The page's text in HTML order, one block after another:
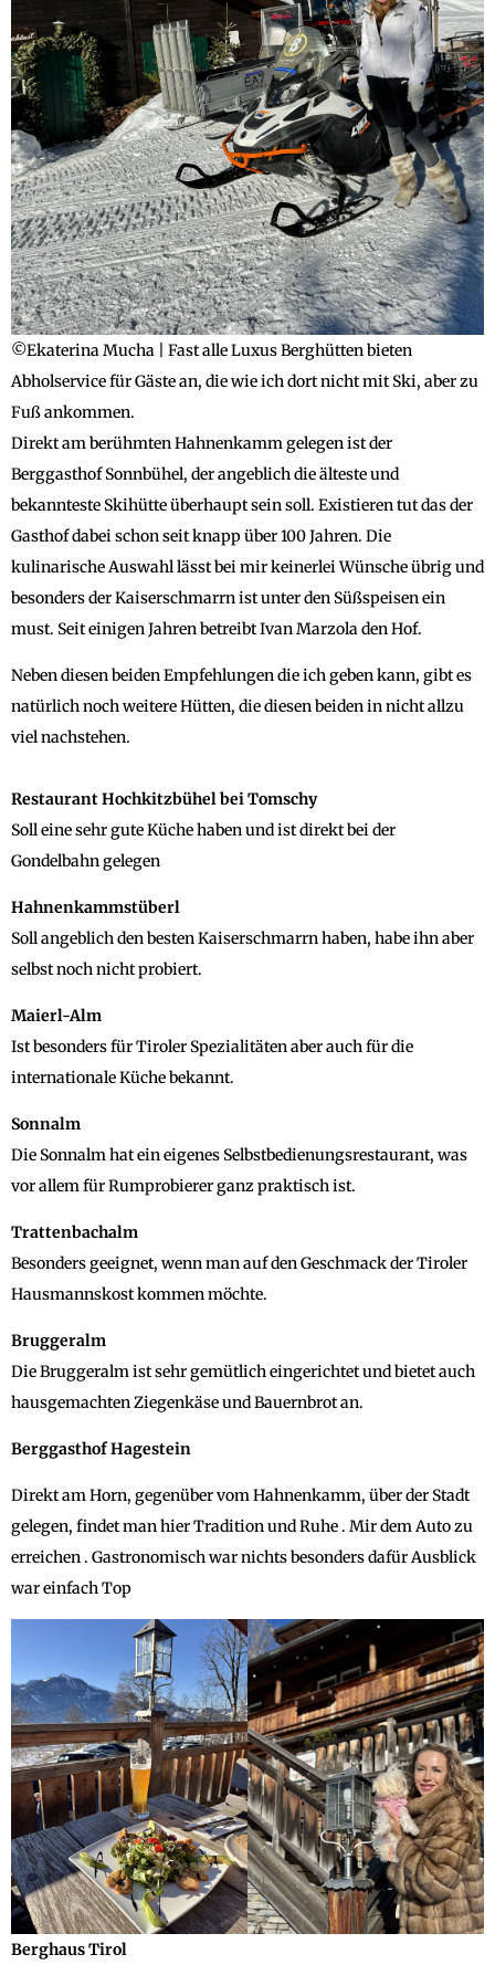
©Ekaterina Mucha | Fast alle Luxus Berghütten bieten
Abholservice für Gäste an, die wie ich dort nicht mit Ski, aber zu
Fuß ankommen.
Direkt am berühmten Hahnenkamm gelegen ist der
Berggasthof Sonnbühel, der angeblich die älteste und
bekannteste Skihütte überhaupt sein soll. Existieren tut das der
Gasthof dabei schon seit knapp über 100 Jahren. Die
kulinarische Auswahl lässt bei mir keinerlei Wünsche übrig und
besonders der Kaiserschmarrn ist unter den Süßspeisen ein
must. Seit einigen Jahren betreibt Ivan Marzola den Hof.
Neben diesen beiden Empfehlungen die ich geben kann, gibt es
natürlich noch weitere Hütten, die diesen beiden in nicht allzu
viel nachstehen.
Restaurant Hochkitzbühel bei Tomschy
Soll eine sehr gute Küche haben und ist direkt bei der
Gondelbahn gelegen
Hahnenkammstüberl
Soll angeblich den besten Kaiserschmarrn haben, habe ihn aber
selbst noch nicht probiert.
Maierl-Alm
Ist besonders für Tiroler Spezialitäten aber auch für die
internationale Küche bekannt.
Sonnalm
Die Sonnalm hat ein eigenes Selbstbedienungsrestaurant, was
vor allem für Rumprobierer ganz praktisch ist.
Trattenbachalm
Besonders geeignet, wenn man auf den Geschmack der Tiroler
Hausmannskost kommen möchte.
Bruggeralm
Die Bruggeralm ist sehr gemütlich eingerichtet und bietet auch
hausgemachten Ziegenkäse und Bauernbrot an.
Berggasthof Hagestein
Direkt am Horn, gegenüber vom Hahnenkamm, über der Stadt
gelegen, findet man hier Tradition und Ruhe . Mir dem Auto zu
erreichen . Gastronomisch war nichts besonders dafür Ausblick
war einfach Top
Berghaus Tirol